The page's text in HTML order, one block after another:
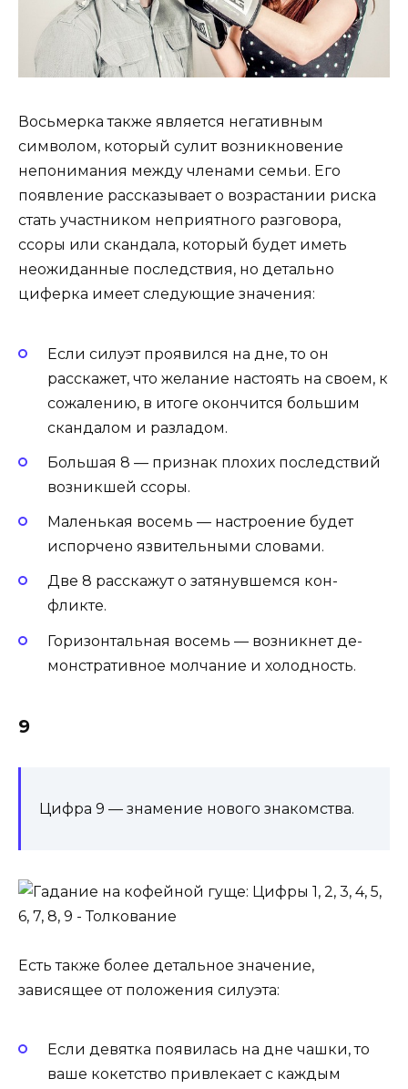
Восьмерка также является негативным
символом, который сулит возникновение
непонимания между членами семьи. Его
появление рассказывает о возрастании риска
стать участником неприятного разговора,
ссоры или скандала, который будет иметь
неожиданные последствия, но детально
циферка имеет следующие значения:
Если силуэт проявился на дне, то он
расскажет, что же­лание нас­то­ять на сво­ем, к
сожалению, в итоге окончится боль­шим
скан­да­лом и раз­ла­дом.
Боль­шая 8 — признак плохих последствий
возникшей ссоры.
Ма­лень­кая восемь — настроение будет
испорчено яз­ви­тель­ны­ми сло­вами.
Две 8 расскажут о за­тянув­шемся кон­
фликте.
Горизонтальная восемь — возникнет де­
монс­тра­тив­ное мол­ча­ние и хо­лод­ность.
9
Цифра 9 — знамение нового знакомства.
Есть также более детальное значение,
зависящее от положения силуэта:
Если девятка появилась на дне чаш­ки, то
ва­ше ко­кетс­тво прив­ле­ка­ет с каждым